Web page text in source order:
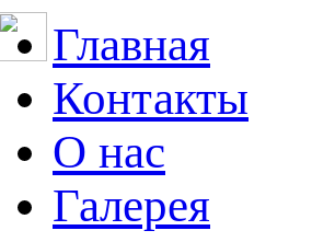
Главная
Контакты
О нас
Галерея